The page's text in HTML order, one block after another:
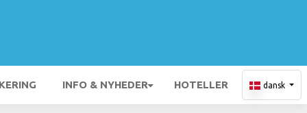
INFO & NYHEDER HOTELLER dansk